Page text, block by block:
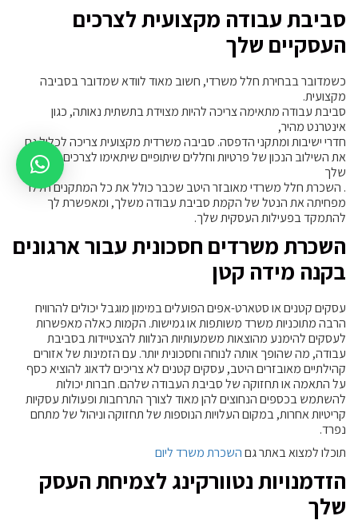
סביבת עבודה מקצועית לצרכים
העסקיים שלך
כשמדובר בבחירת חלל משרדי, חשוב מאוד לוודא שמדובר בסביבה
מקצועית.
סביבת עבודה מתאימה צריכה להיות מצוידת בתשתית נאותה, כגון
אינטרנט מהיר,
חדרי ישיבות ומתקני הדפסה. סביבה משרדית מקצועית צריכה לכלול גם
את השילוב הנכון של פרטיות וחללים שיתופיים שיתאימו לצרכים העסקיים
שלך
. השכרת חלל משרדי מאובזר היטב שכבר כולל את כל המתקנים הללו
מפחיתה את הנטל של הקמת סביבת עבודה משלך, ומאפשרת לך
להתמקד בפעילות העסקית שלך.
השכרת משרדים חסכונית עבור ארגונים
בקנה מידה קטן
עסקים קטנים או סטארט-אפים הפועלים במימון מוגבל יכולים להרוויח
הרבה מתוכניות משרד משותפות או גמישות. הקמות כאלה מאפשרות
לעסקים להימנע מהוצאות משמעותיות הנלוות להצטיידות בסביבת
עבודה, מה שהופך אותה לנוחה וחסכונית יותר. עם הזמינות של אזורים
קהילתיים מאובזרים היטב, עסקים קטנים לא צריכים לדאוג להוציא כסף
על התאמה או תחזוקה של סביבת העבודה שלהם. חברות יכולות
להשתמש בכספים הנחוצים להן מאוד לצורך התרחבות ופעולות עסקיות
קריטיות אחרות, במקום העלויות הנוספות של תחזוקה וניהול של מתחם
נפרד.
תוכלו למצוא באתר גםהשכרת משרד ליום
הזדמנויות נטוורקינג לצמיחת העסק
שלך